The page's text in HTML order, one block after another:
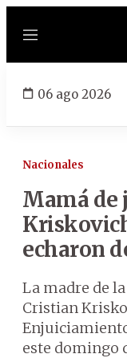
Menú
06 ago 2026
Nacionales
Mamá de
echaron
La madre de
Cristian
este domingo